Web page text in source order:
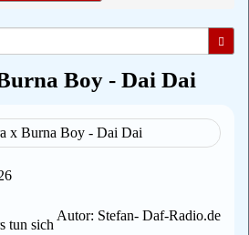
Boy - Dai Dai
Autor: Stefan- Daf-Radio.de
tun sich